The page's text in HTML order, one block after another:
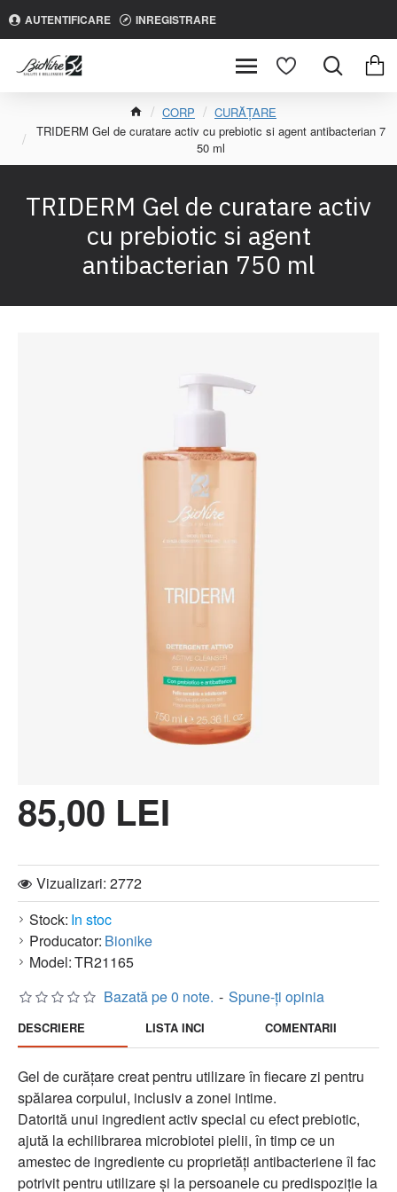
AUTENTIFICARE INREGISTRARE
CORP
CURĂȚARE
TRIDERM Gel de curatare activ cu prebiotic si agent antibacterian 7
50 ml
TRIDERM Gel de curatare activ
cu prebiotic si agent
antibacterian 750 ml
Stock: In stoc
Producator: Bionike
Model:TR21165
Vizualizari: 2772
Bazată pe 0 note. - Spune-ţi opinia
85,00 LEI
DESCRIERE LISTA INCI COMENTARII
Gel de curățare creat pentru utilizare în fiecare zi pentru
spălarea corpului, inclusiv a zonei intime.
Datorită unui ingredient activ special cu efect prebiotic,
ajută la echilibrarea microbiotei pielii, în timp ce un
amestec de ingrediente cu proprietăți antibacteriene îl fac
potrivit pentru utilizare și la persoanele cu predispoziție la